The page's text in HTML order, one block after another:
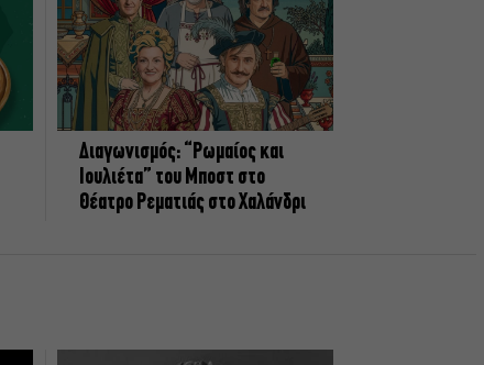
Διαγωνισμός: “Ρωμαίος και
Ιουλιέτα” του Μποστ στο
Θέατρο Ρεματιάς στο Χαλάνδρι